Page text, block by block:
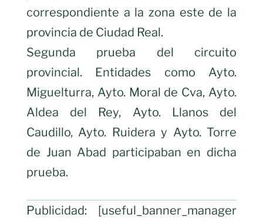
correspondiente a la zona este de la
provincia de Ciudad Real.
Segunda prueba del circuito
provincial. Entidades como Ayto.
Miguelturra, Ayto. Moral de Cva, Ayto.
Aldea del Rey, Ayto. Llanos del
Caudillo, Ayto. Ruidera y Ayto. Torre
de Juan Abad participaban en dicha
prueba.
Publicidad: [useful_banner_manager